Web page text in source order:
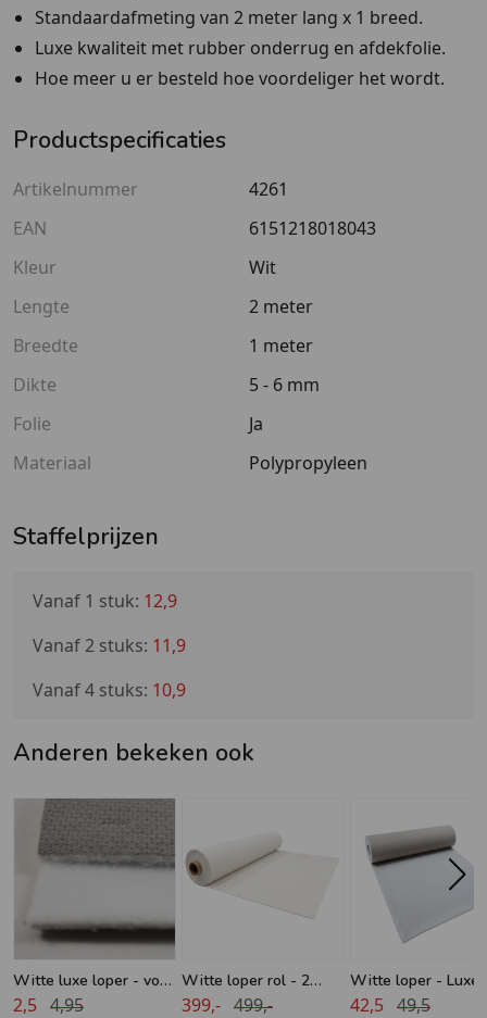
Standaardafmeting van 2 meter lang x 1 breed.
Luxe kwaliteit met rubber onderrug en afdekfolie.
Hoe meer u er besteld hoe voordeliger het wordt.
Productspecificaties
Artikelnummer
4261
EAN
6151218018043
Kleur
Wit
Lengte
2 meter
Breedte
1 meter
Dikte
5 - 6 mm
Folie
Ja
Materiaal
Polypropyleen
Staffelprijzen
Vanaf 1 stuk: 12,9
Vanaf 2 stuks: 11,9
Vanaf 4 stuks: 10,9
Anderen bekeken ook
Witte luxe loper - voor
smalle doorgangen -
2,5 4,95
Witte loper rol - 2
meter breed - 50 meter
399,- 499,-
Witte loper - Luxe
meter
42,5 49,5